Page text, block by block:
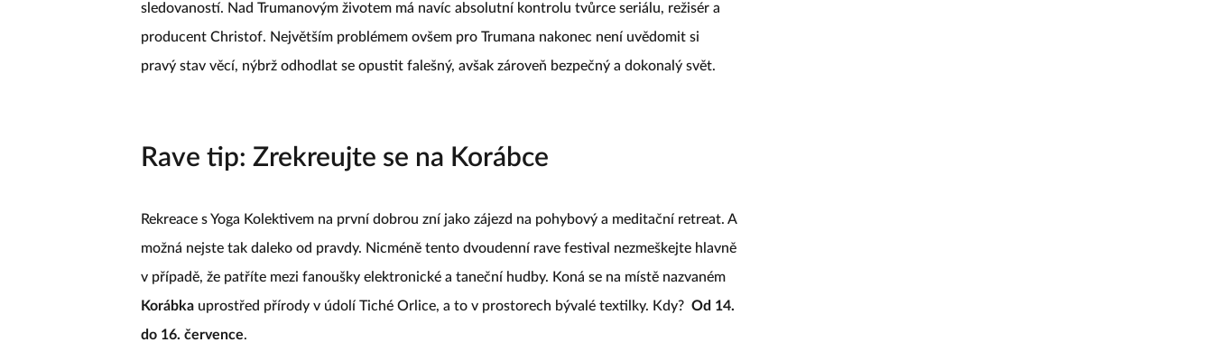
sledovaností. Nad Trumanovým životem má navíc absolutní kontrolu tvůrce seriálu, režisér a
producent Christof. Největším problémem ovšem pro Trumana nakonec není uvědomit si
pravý stav věcí, nýbrž odhodlat se opustit falešný, avšak zároveň bezpečný a dokonalý svět.
Rave tip: Zrekreujte se na Korábce
Rekreace s Yoga Kolektivem na první dobrou zní jako zájezd na pohybový a meditační retreat. A
možná nejste tak daleko od pravdy. Nicméně tento dvoudenní rave festival nezmeškejte hlavně
v případě, že patříte mezi fanoušky elektronické a taneční hudby. Koná se na místě nazvaném
Korábka uprostřed přírody v údolí Tiché Orlice, a to v prostorech bývalé textilky. Kdy? Od 14.
do 16. července.